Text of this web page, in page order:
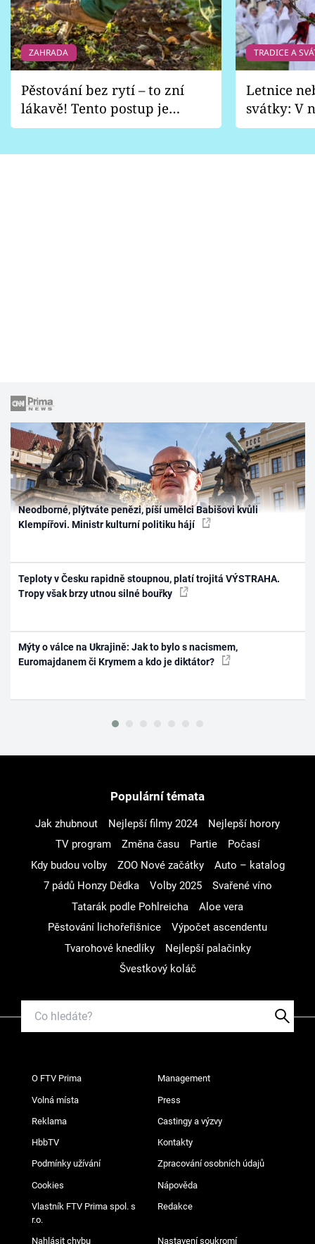
ZAHRADA
Pěstování bez rytí – to zní
lákavě! Tento postup je
vhodný jen pro některé
TRADICE A
Letnice
svátky: V
pondělí
Neodborné, plýtváte penězi, píší umělci Babišovi kvůli
Klempířovi. Ministr kulturní politiku hájí
Teploty v Česku rapidně stoupnou, platí trojitá VÝSTRAHA.
Tropy však brzy utnou silné bouřky
Mýty o válce na Ukrajině: Jak to bylo s nacismem,
Euromajdanem či Krymem a kdo je diktátor?
Populární témata
Jak zhubnout Nejlepší filmy 2024
Nejlepší horory
TV program
Změna času Partie
Počasí
Kdy budou volby
ZOO Nové začátky
Auto – katalog
7 pádů Honzy Dědka
Volby 2025
Svařené víno
Tatarák podle Pohlreicha
Aloe vera
Pěstování lichořeřišnice
Výpočet ascendentu
Tvarohové knedlíky
Nejlepší palačinky
Švestkový koláč
O FTV Prima Management
Volná místa Press
Reklama Castingy a výzvy
HbbTV Kontakty
Podmínky užívání Zpracování osobních údajů
Cookies Nápověda
Vlastník FTV Prima spol. s
r.o.
Redakce
Nahlásit chybu Nastavení soukromí